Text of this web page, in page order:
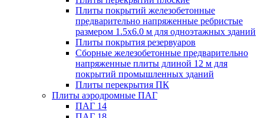
Плиты покрытий железобетонные
предварительно напряженные ребристые
размером 1.5х6.0 м для одноэтажных зданий
Плиты покрытия резервуаров
Сборные железобетонные предварительно
напряженные плиты длиной 12 м для
покрытий промышленных зданий
Плиты перекрытия ПК
Плиты аэродромные ПАГ
ПАГ 14